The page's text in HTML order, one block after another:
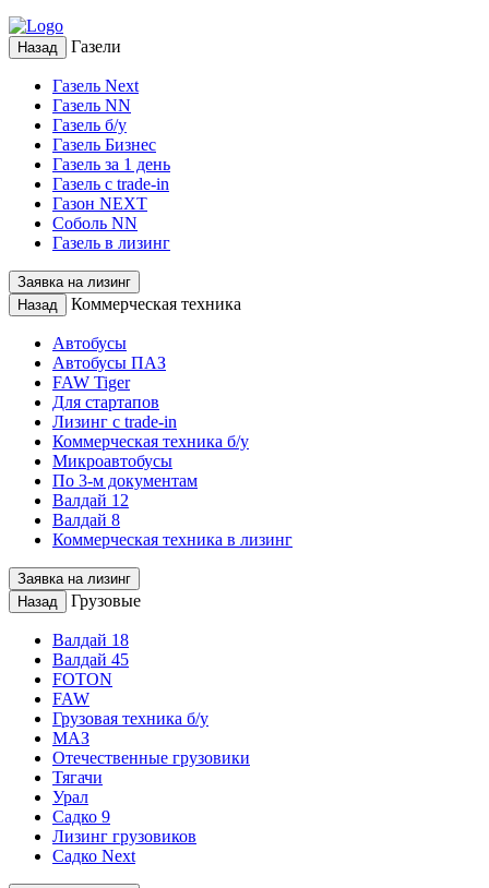
Назад Газели
Газель Next
Газель NN
Газель б/у
Газель Бизнес
Газель за 1 день
Газель с trade-in
Газон NEXT
Соболь NN
Газель в лизинг
Заявка на лизинг
Назад
Коммерческая техника
Автобусы
Автобусы ПАЗ
FAW Tiger
Для стартапов
Лизинг с trade-in
Коммерческая техника б/у
Микроавтобусы
По 3-м документам
Валдай 12
Валдай 8
Коммерческая техника в лизинг
Заявка на лизинг
Назад
Грузовые
Валдай 18
Валдай 45
FOTON
FAW
Грузовая техника б/у
МАЗ
Отечественные грузовики
Тягачи
Урал
Садко 9
Лизинг грузовиков
Садко Next